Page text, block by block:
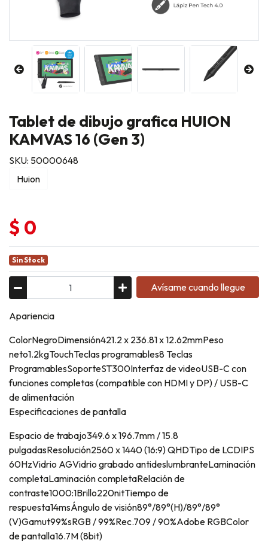
Tablet de dibujo grafica HUION
KAMVAS 16 (Gen 3)
SKU: 50000648
Huion
$ 0
Sin Stock
Avísame cuando llegue
Apariencia
ColorNegroDimensión421.2 x 236.81 x 12.62mmPeso
neto1.2kgTouchTeclas programables8 Teclas
ProgramablesSoporteST300Interfaz de videoUSB-C con
funciones completas (compatible con HDMI y DP) / USB-C
de alimentación
Especificaciones de pantalla
Espacio de trabajo349.6 x 196.7mm / 15.8
pulgadasResolución2560 x 1440 (16:9) QHDTipo de LCDIPS
60HzVidrio AGVidrio grabado antideslumbranteLaminación
completaLaminación completaRelación de
contraste1000:1Brillo220nitTiempo de
respuesta14msÁngulo de visión89°/89°(H)/89°/89°
(V)Gamut99%sRGB / 99%Rec.709 / 90%Adobe RGBColor
de pantalla16.7M (8bit)